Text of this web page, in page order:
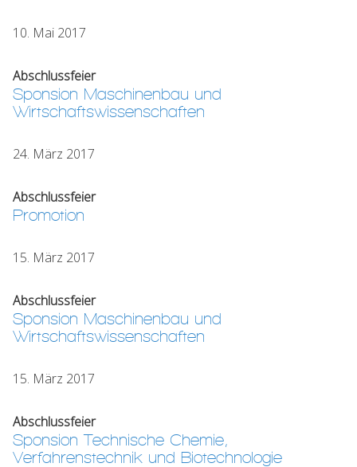
10. Mai 2017
Abschlussfeier
Sponsion Maschinenbau und
Wirtschaftswissenschaften
24. März 2017
Abschlussfeier
Promotion
15. März 2017
Abschlussfeier
Sponsion Maschinenbau und
Wirtschaftswissenschaften
15. März 2017
Abschlussfeier
Sponsion Technische Chemie,
Verfahrenstechnik und Biotechnologie